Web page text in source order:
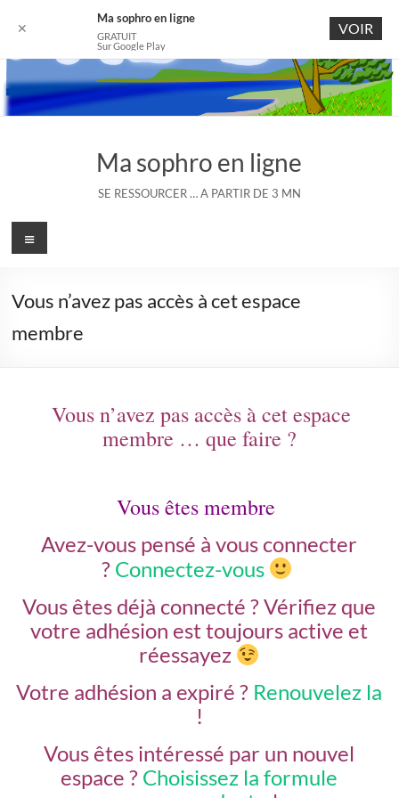
Aller
au
contenu
Ma sophro en ligne
SE RESSOURCER … A PARTIR DE 3 MN
Menu
Vous n’avez pas accès à cet espace
membre
Vous n’avez pas accès à cet espace
membre … que faire ?
Vous êtes membre
Avez-vous pensé à vous connecter
? Connectez-vous
Vous êtes déjà connecté ?Vérifiez que
votre adhésion est toujours active et
réessayez
Votre adhésion a expiré ? Renouvelez la
!
Vous êtes intéressé par un nouvel
espace ? Choisissez la formule
✕
Ma sophro en ligne
GRATUIT
Sur Google Play
VOIR